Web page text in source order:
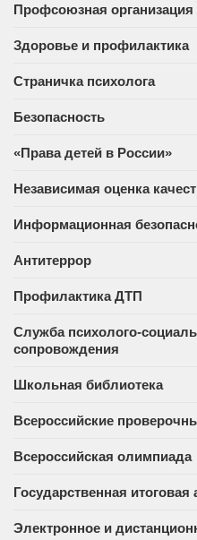
Профсоюзная организация
Здоровье и профилактика
Страничка психолога
Безопасность
«Права детей в России»
Независимая оценка
Информационная
Антитеррор
Профилактика ДТП
Служба психолого-
сопровождения
Школьная библиотека
Всероссийские
Всероссийская олимпиада
Государственная итоговая
Электронное и